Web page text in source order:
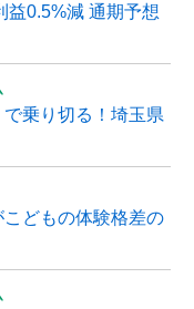
益0.5%減 通期予想
乗り切る！埼玉県
どもの体験格差の